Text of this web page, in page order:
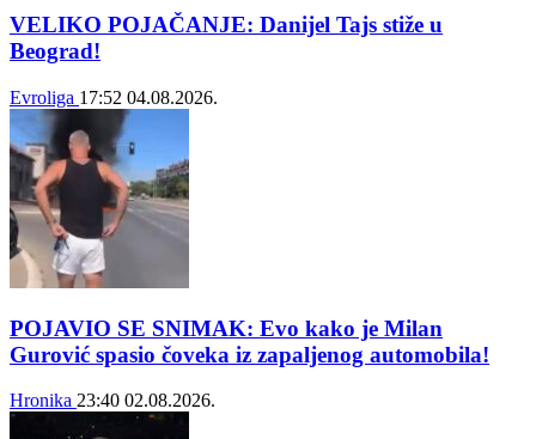
VELIKO POJAČANJE: Danijel Tajs stiže u
Beograd!
Evroliga 17:52 04.08.2026.
POJAVIO SE SNIMAK: Evo kako je Milan
Gurović spasio čoveka iz zapaljenog automobila!
Hronika 23:40 02.08.2026.